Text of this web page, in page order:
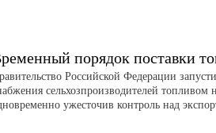
порядок поставки
Российской Федерации
сельхозпроизводителей
ужесточив контроль над